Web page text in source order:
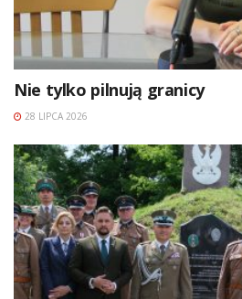
Nie tylko pilnują granicy
28 LIPCA 2026